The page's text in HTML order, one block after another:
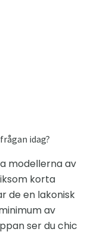
idag?
modellerna av
korta
de en lakonisk
av
ser du chic